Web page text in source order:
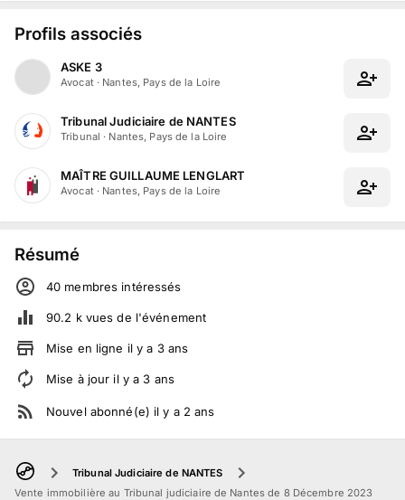
Profils associés
ASKE 3
Avocat· Nantes, Pays de la Loire
Tribunal Judiciaire de NANTES
Tribunal · Nantes, Pays de la Loire
MAÎTRE GUILLAUME LENGLART
Avocat· Nantes, Pays de la Loire
Résumé
40 membres intéressés
90.2 kvues de l'événement
Mise en ligne il y a 3 ans
Mise à jour il y a 3 ans
Nouvel abonné(e) il y a 2 ans
Tribunal Judiciaire de NANTES
Vente immobilière au Tribunal judiciaire de Nantes de 8 Décembre 2023